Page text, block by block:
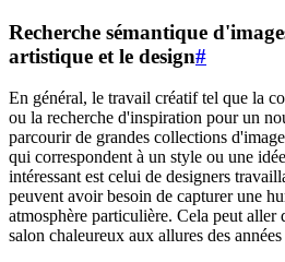
Recherche sémantique
artistique et le design#
En général, le travail créatif tel que la
ou la recherche d'inspiration pour un
parcourir de grandes collections
qui correspondent à un style ou une
intéressant est celui de designers
peuvent avoir besoin de capturer une
atmosphère particulière. Cela peut
salon chaleureux aux allures des